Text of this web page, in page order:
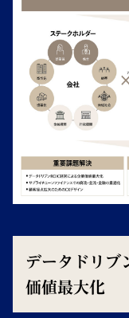
データドリブ
価値最大化